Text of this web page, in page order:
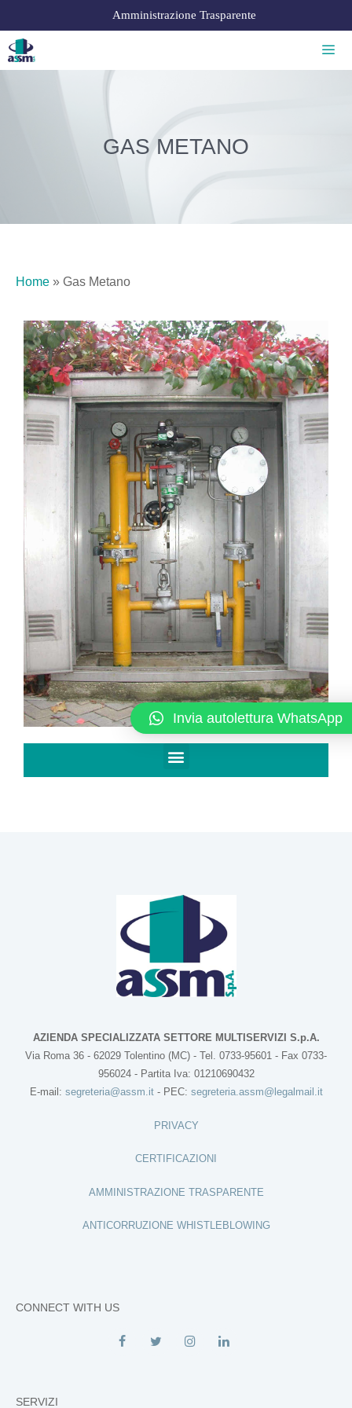
Amministrazione Trasparente
GAS METANO
Home » Gas Metano
AZIENDA SPECIALIZZATA SETTORE MULTISERVIZI S.p.A.
Via Roma 36 - 62029 Tolentino (MC) - Tel. 0733-95601 - Fax 0733-
956024 - Partita Iva: 01210690432
E-mail: segreteria@assm.it- PEC: segreteria.assm@legalmail.it
PRIVACY
CERTIFICAZIONI
AMMINISTRAZIONE TRASPARENTE
ANTICORRUZIONE WHISTLEBLOWING
CONNECT WITH US
SERVIZI
Invia autolettura WhatsApp